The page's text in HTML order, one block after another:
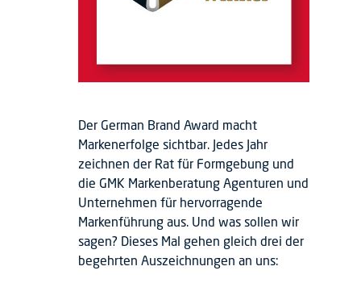
Der German Brand Award macht
Markenerfolge sichtbar. Jedes Jahr
zeichnen der Rat für Formgebung und
die GMK Markenberatung Agenturen und
Unternehmen für hervorragende
Markenführung aus. Und was sollen wir
sagen? Dieses Mal gehen gleich drei der
begehrten Auszeichnungen an uns: